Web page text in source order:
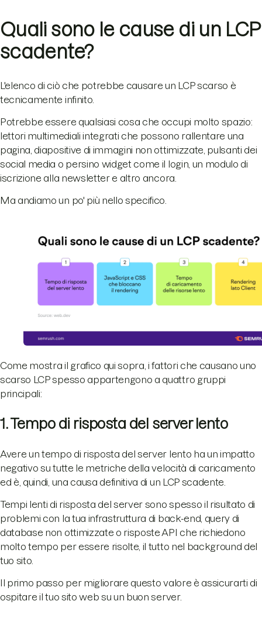
Quali sono le cause di un LCP
scadente?
L'elenco di ciò che potrebbe causare un LCP scarso è
tecnicamente infinito.
Potrebbe essere qualsiasi cosa che occupi molto spazio:
lettori multimediali integrati che possono rallentare una
pagina, diapositive di immagini non ottimizzate, pulsanti dei
social media o persino widget come il login, un modulo di
iscrizione alla newsletter e altro ancora.
Ma andiamo un po' più nello specifico.
Come mostra il grafico qui sopra, i fattori che causano uno
scarso LCP spesso appartengono a quattro gruppi
principali:
1. Tempo di risposta del server lento
Avere un tempo di risposta del server lento ha un impatto
negativo su tutte le metriche della velocità di caricamento
ed è, quindi, una causa definitiva di un LCP scadente.
Tempi lenti di risposta del server sono spesso il risultato di
problemi con la tua infrastruttura di back-end, query di
database non ottimizzate o risposte API che richiedono
molto tempo per essere risolte, il tutto nel background del
tuo sito.
Il primo passo per migliorare questo valore è assicurarti di
ospitare il tuo sito web su un buon server.